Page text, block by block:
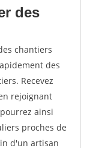
des
chantiers
des
Recevez
rejoignant
ainsi
proches de
d'un artisan